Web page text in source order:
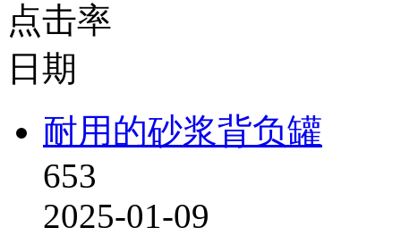
点击率
日期
耐用的砂浆背负罐
653
2025-01-09